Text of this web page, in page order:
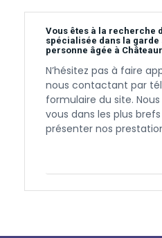
Vous êtes à la recherche
spécialisée dans la garde
personne âgée à
N’hésitez pas à faire
nous contactant par
formulaire du site.
vous dans les plus
présenter nos